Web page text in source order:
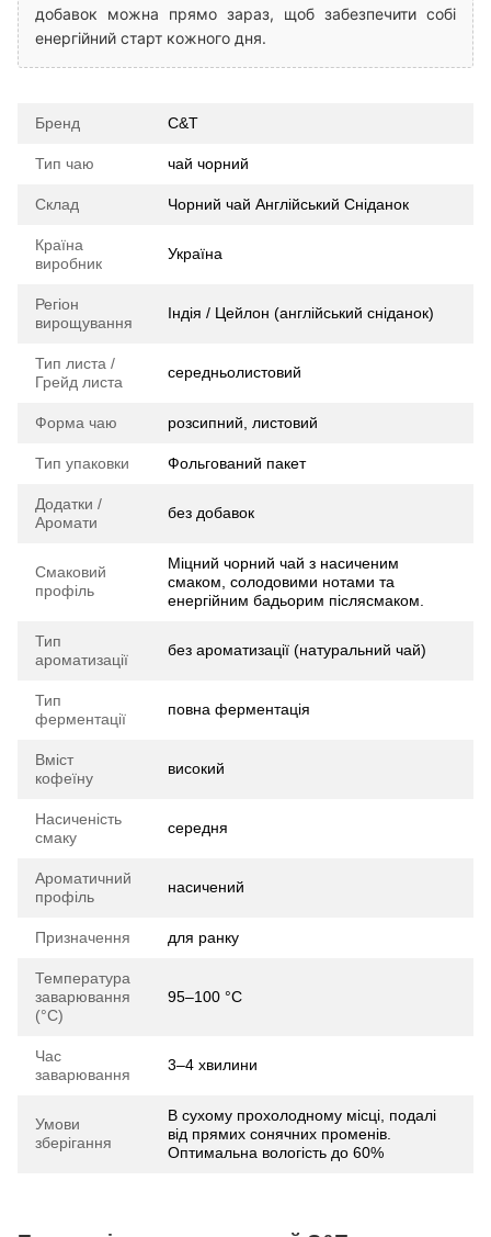
добавок можна прямо зараз, щоб забезпечити собі
енергійний старт кожного дня.
Бренд C&T
Тип чаю чай чорний
Склад Чорний чай Англійський Сніданок
Країна
виробник
Україна
Регіон
вирощування
Індія / Цейлон (англійський сніданок)
Тип листа /
Грейд листа
середньолистовий
Форма чаю розсипний, листовий
Тип упаковки Фольгований пакет
Додатки /
Аромати
без добавок
Смаковий
профіль
Міцний чорний чай з насиченим
смаком, солодовими нотами та
енергійним бадьорим післясмаком.
Тип
ароматизації
без ароматизації (натуральний чай)
Тип
ферментації
повна ферментація
Вміст
кофеїну
високий
Насиченість
смаку
середня
Ароматичний
профіль
насичений
Призначення для ранку
Температура
заварювання
(°C)
95–100 °C
Час
заварювання
3–4 хвилини
Умови
зберігання
В сухому прохолодному місці, подалі
від прямих сонячних променів.
Оптимальна вологість до 60%